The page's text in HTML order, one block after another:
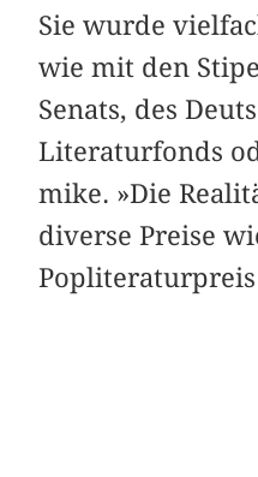
Sie wurde
wie mit den
Senats, des
Literaturfonds
mike. »Die
diverse Preise